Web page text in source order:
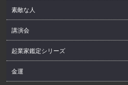
素敵な人
講演会
起業家鑑定シリーズ
金運